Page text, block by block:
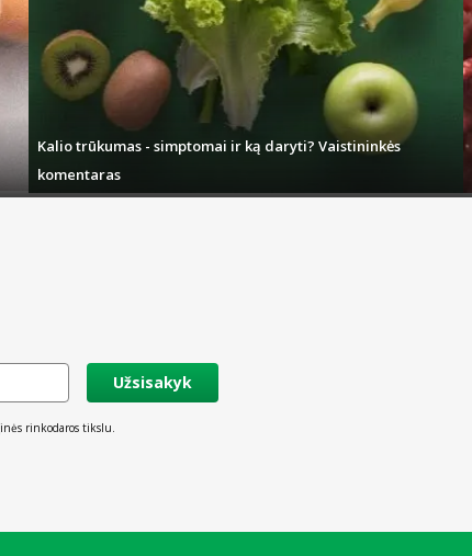
Kalio trūkumas - simptomai ir ką daryti? Vaistininkės
komentaras
Užsisakyk
rinkodaros tikslu.